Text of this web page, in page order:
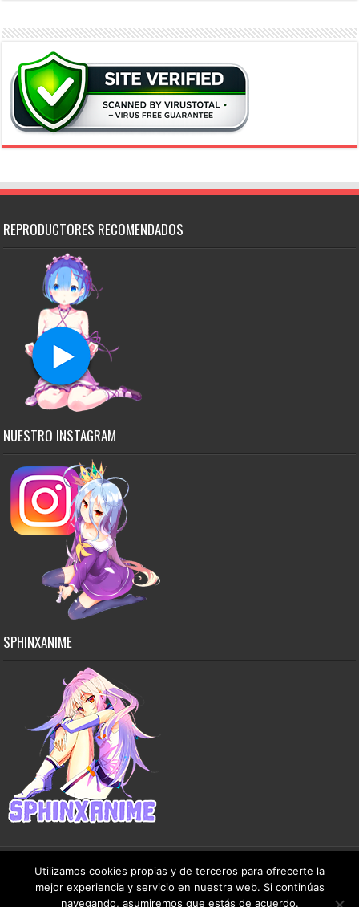
REPRODUCTORES RECOMENDADOS
NUESTRO INSTAGRAM
SPHINXANIME
Copyright © 2015-2026 SphinxAnime - Este sitio no almacena ningún archivo en sus
Utilizamos cookies propias y de terceros para ofrecerte la
mejor experiencia y servicio en nuestra web. Si continúas
navegando, asumiremos que estás de acuerdo.